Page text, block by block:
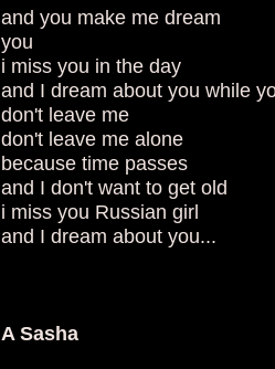
and you make me dream
you
i miss you in the day
and I dream about you while
don't leave me
don't leave me alone
because time passes
and I don't want to get old
i miss you Russian girl
and I dream about you...
A Sasha